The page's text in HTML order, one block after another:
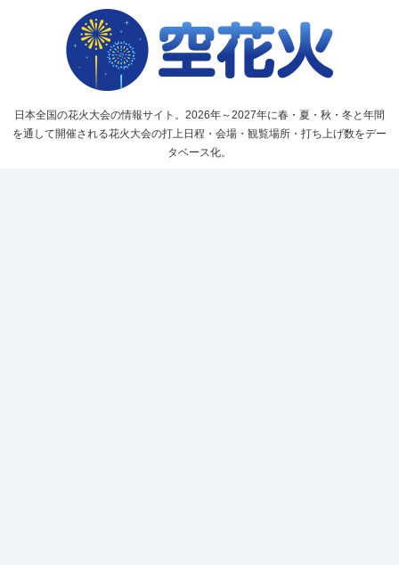
日本全国の花火大会の情報サイト。2026年～2027年に春・夏・秋・冬と年間
を通して開催される花火大会の打上日程・会場・観覧場所・打ち上げ数をデー
タベース化。